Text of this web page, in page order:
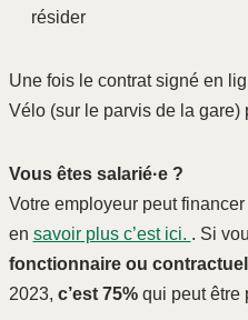
résider
Une fois le contrat signé en
Vélo (sur le parvis de la gare)
Vous êtes salarié·e ?
Votre employeur peut financer
en savoir plus c’est ici. . Si
fonctionnaire ou
2023, c’est 75%qui peut être